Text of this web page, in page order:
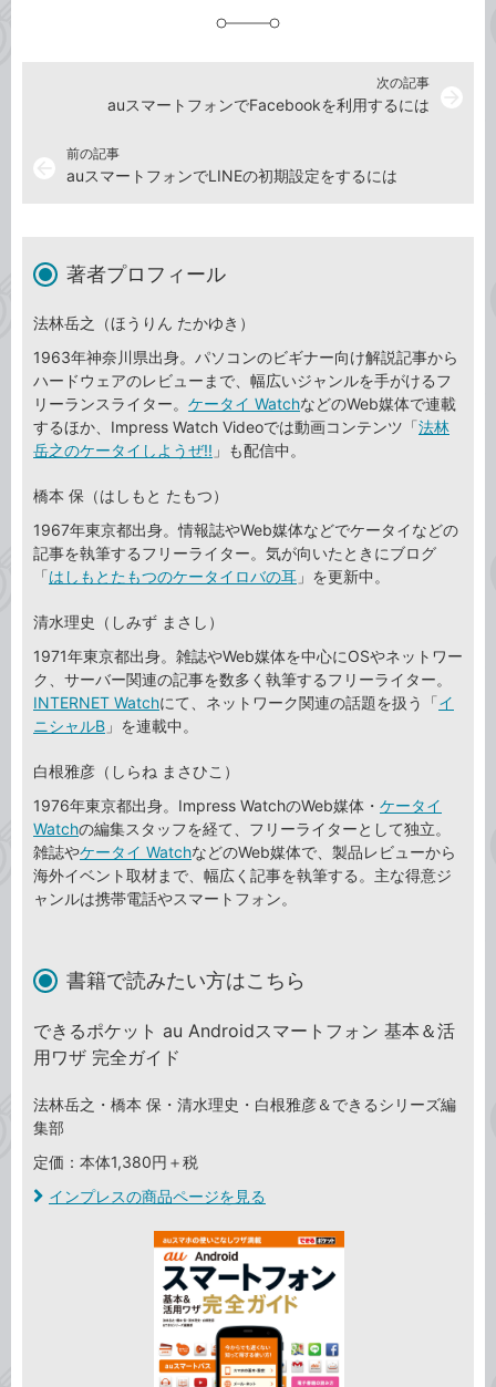
前の記事
auスマートフォンでLINEの初期設定をするには
次の記事
auスマートフォンでFacebookを利用するには
著者プロフィール
法林岳之（ほうりん たかゆき）
1963年神奈川県出身。パソコンのビギナー向け解説記事から
ハードウェアのレビューまで、幅広いジャンルを手がけるフ
リーランスライター。 ケータイ WatchなどのWeb媒体で連載
するほか、Impress Watch Videoでは動画コンテンツ「法林
岳之のケータイしようぜ!! 」も配信中。
橋本 保（はしもと たもつ）
1967年東京都出身。情報誌やWeb媒体などでケータイなどの
記事を執筆するフリーライター。気が向いたときにブログ
「はしもとたもつのケータイロバの耳 」を更新中。
清水理史（しみず まさし）
1971年東京都出身。雑誌やWeb媒体を中心にOSやネットワー
ク、サーバー関連の記事を数多く執筆するフリーライター。
INTERNET Watchにて、ネットワーク関連の話題を扱う「イ
ニシャルB 」を連載中。
白根雅彦（しらね まさひこ）
1976年東京都出身。Impress WatchのWeb媒体・ ケータイ
Watchの編集スタッフを経て、フリーライターとして独立。
雑誌やケータイ WatchなどのWeb媒体で、製品レビューから
海外イベント取材まで、幅広く記事を執筆する。主な得意ジ
ャンルは携帯電話やスマートフォン。
書籍で読みたい方はこちら
できるポケット au Androidスマートフォン 基本＆活
用ワザ 完全ガイド
法林岳之・橋本 保・清水理史・白根雅彦＆できるシリーズ編
集部
定価：本体1,380円＋税
インプレスの商品ページを見る